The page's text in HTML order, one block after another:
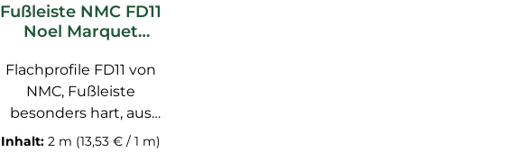
Fußleiste NMC FD11
Noel Marquet
Flachprofile FD11 von
NMC, Fußleiste
besonders hart, aus
HDPS, vorgrundiert,
Inhalt:2 m (13,53 € / 1 m)